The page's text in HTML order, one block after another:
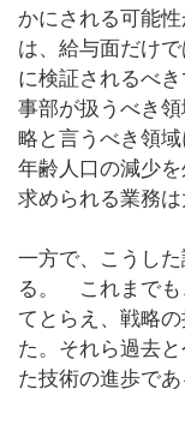
かにされる可能
は、給与面だけ
に検証されるべ
事部が扱うべき
略と言うべき領
年齢人口の減少
求められる業務は
一方で、こうし
る。 これまでも
てとらえ、戦略
た。それら過去
た技術の進歩であ